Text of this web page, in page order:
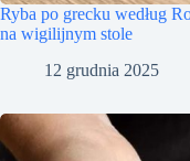
Ryba po grecku według
na wigilijnym stole
12 grudnia 2025